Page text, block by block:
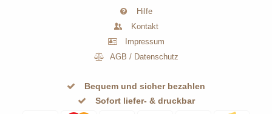
Hilfe
Kontakt
Impressum
AGB / Datenschutz
Bequem und sicher bezahlen
Sofort liefer- & druckbar